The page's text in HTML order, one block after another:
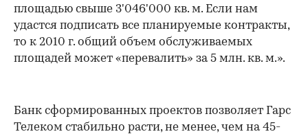
площадью свыше 3'046'000 кв. м. Если нам
удастся подписать все планируемые контракты,
то к 2010 г. общий объем обслуживаемых
площадей может «перевалить» за 5 млн. кв. м.».
Банк сформированных проектов позволяет Гарс
Телеком стабильно расти, не менее, чем на 45-